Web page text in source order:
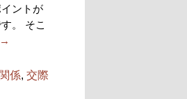
ントが
。 そこ
→
係, 交際